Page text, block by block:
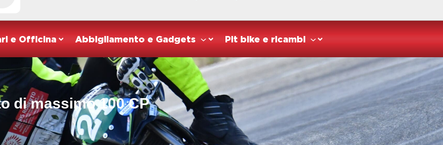
e Officina Abbigliamento e Gadgets Pit bike e ricambi
di massimo 100 CP